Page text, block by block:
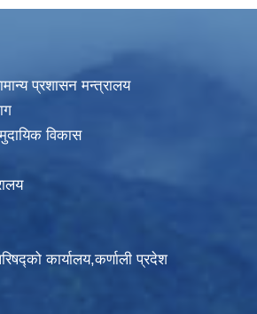
प्रशासन मन्त्रालय
विकास
कार्यालय,कर्णाली प्रदेश